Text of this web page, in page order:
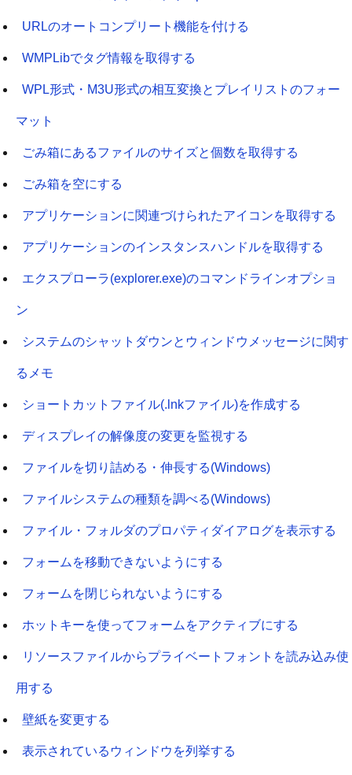
URLのオートコンプリート機能を付ける
WMPLibでタグ情報を取得する
WPL形式・M3U形式の相互変換とプレイリストのフォー
マット
ごみ箱にあるファイルのサイズと個数を取得する
ごみ箱を空にする
アプリケーションに関連づけられたアイコンを取得する
アプリケーションのインスタンスハンドルを取得する
エクスプローラ(explorer.exe)のコマンドラインオプショ
ン
システムのシャットダウンとウィンドウメッセージに関す
るメモ
ショートカットファイル(.lnkファイル)を作成する
ディスプレイの解像度の変更を監視する
ファイルを切り詰める・伸長する(Windows)
ファイルシステムの種類を調べる(Windows)
ファイル・フォルダのプロパティダイアログを表示する
フォームを移動できないようにする
フォームを閉じられないようにする
ホットキーを使ってフォームをアクティブにする
リソースファイルからプライベートフォントを読み込み使
用する
壁紙を変更する
表示されているウィンドウを列挙する